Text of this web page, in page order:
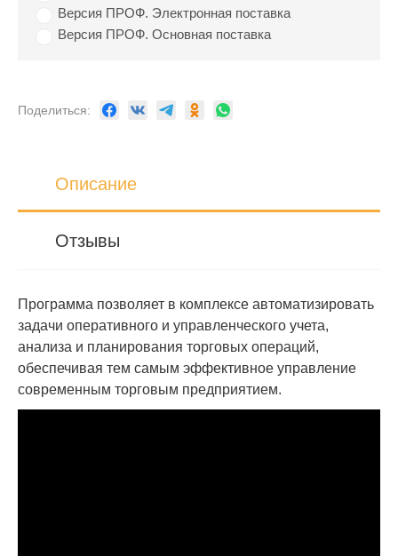
Версия ПРОФ. Электронная поставка
Версия ПРОФ. Основная поставка
Поделиться:
Описание
Отзывы
Программа позволяет в комплексе автоматизировать
задачи оперативного и управленческого учета,
анализа и планирования торговых операций,
обеспечивая тем самым эффективное управление
современным торговым предприятием.